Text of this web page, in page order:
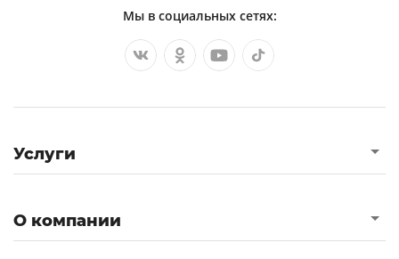
Мы в социальных сетях:
Услуги
О компании